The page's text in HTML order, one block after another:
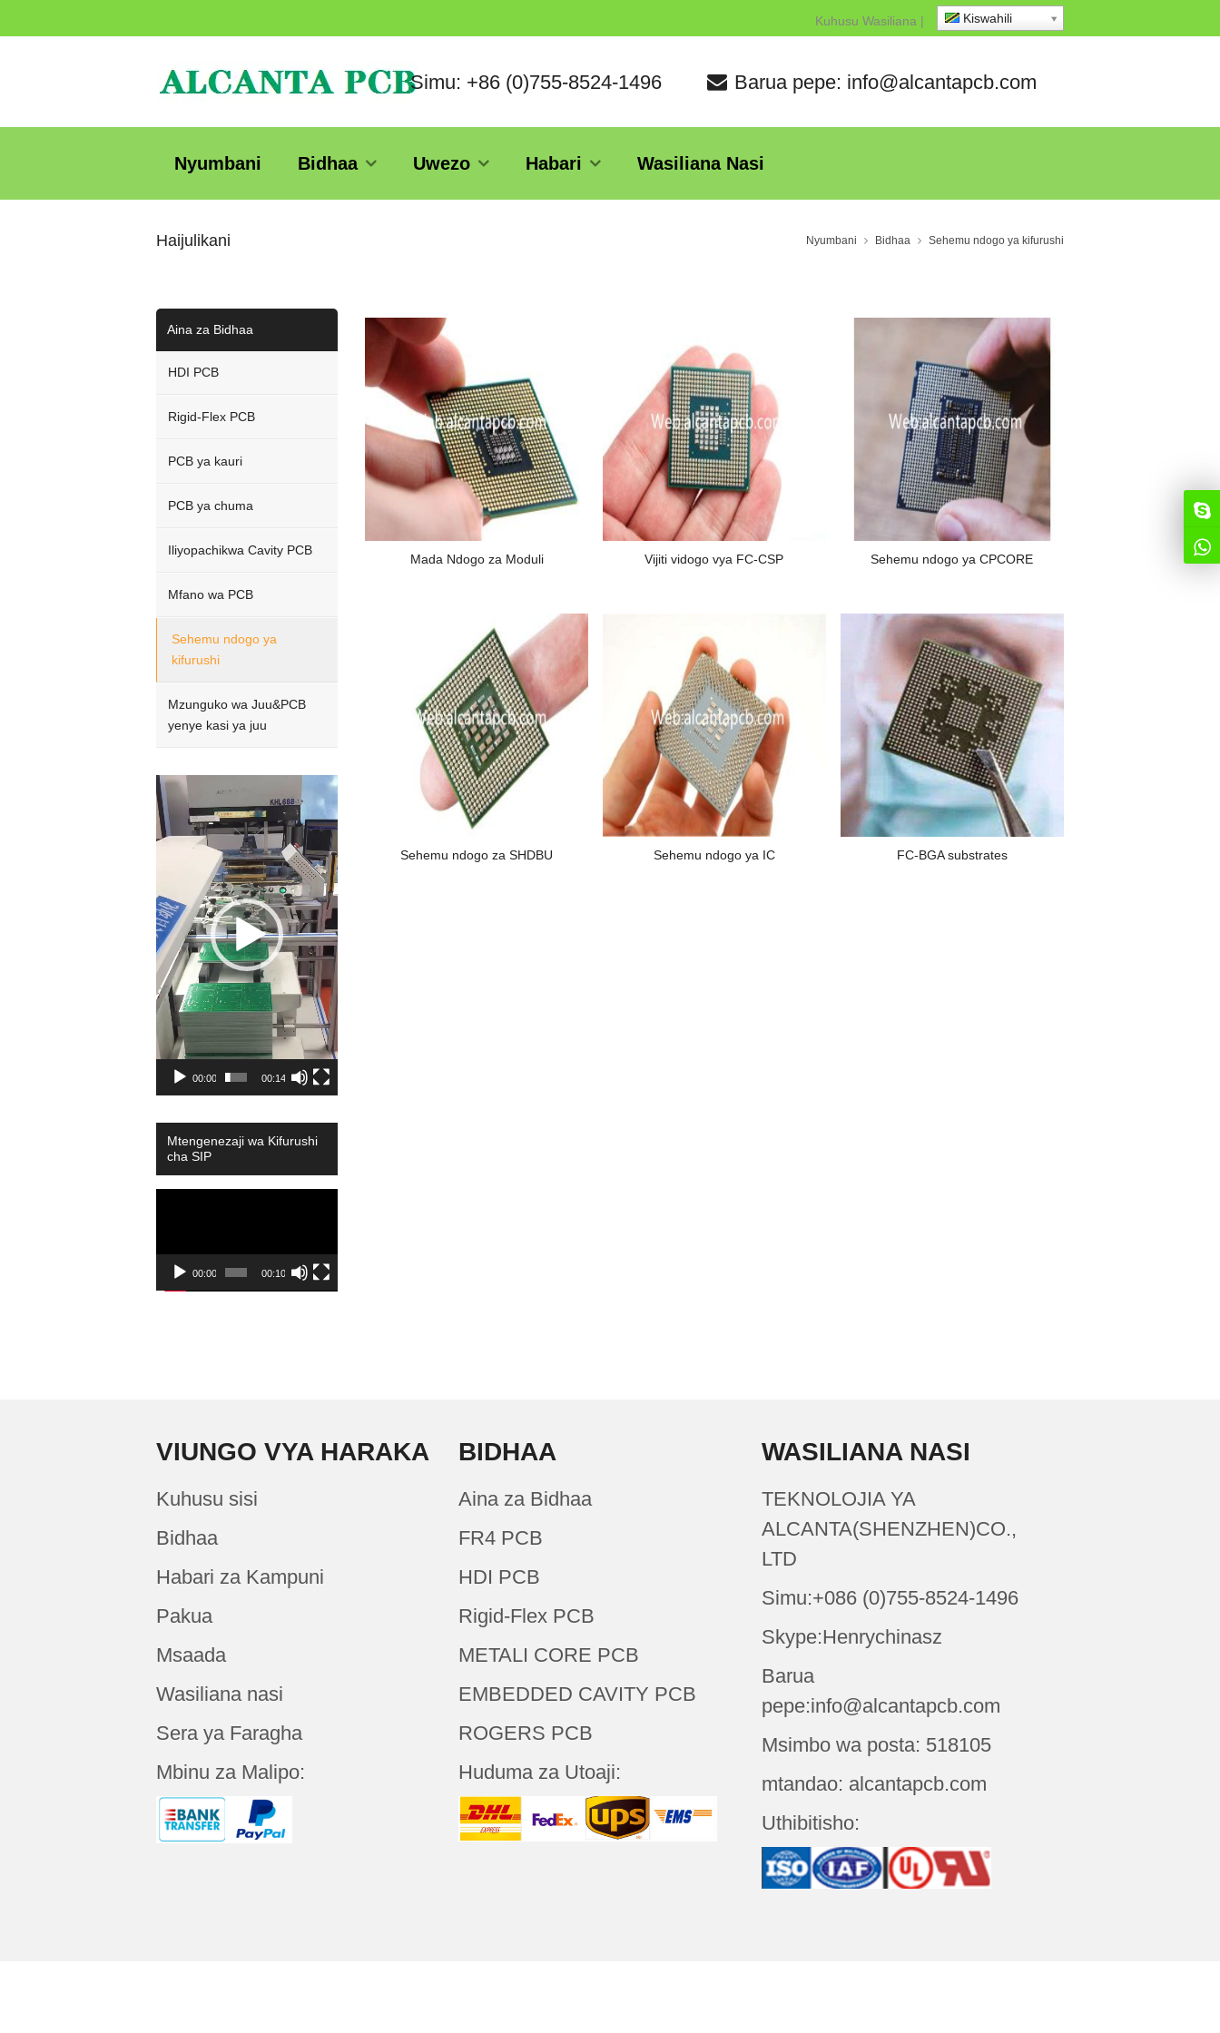
Kuhusu Wasiliana | Kiswahili
Simu: +86 (0)755-8524-1496 Barua pepe: info@alcantapcb.com
Nyumbani Bidhaa Uwezo Habari Wasiliana Nasi
Haijulikani Nyumbani Bidhaa Sehemu ndogo ya kifurushi
Mada Ndogo za Moduli Vijiti vidogo vya FC-CSP Sehemu ndogo ya CPCORE
Sehemu ndogo za SHDBU Sehemu ndogo ya IC FC-BGA substrates
Aina za Bidhaa
HDI PCB
Rigid-Flex PCB
PCB ya kauri
PCB ya chuma
Iliyopachikwa Cavity PCB
Mfano wa PCB
Sehemu ndogo ya
kifurushi
Mzunguko wa Juu&PCB
yenye kasi ya juu
Video
Player
00:00 00:14
Mtengenezaji wa Kifurushi
cha SIP
00:00 00:10
VIUNGO VYA HARAKA
Kuhusu sisi
Bidhaa
Habari za Kampuni
Pakua
Msaada
Wasiliana nasi
Sera ya Faragha
Mbinu za Malipo:
BIDHAA
Aina za Bidhaa
FR4 PCB
HDI PCB
Rigid-Flex PCB
METALI CORE PCB
EMBEDDED CAVITY PCB
ROGERS PCB
Huduma za Utoaji:
WASILIANA NASI
TEKNOLOJIA YA
ALCANTA(SHENZHEN)CO.,
LTD
Simu:+086 (0)755-8524-1496
Skype:Henrychinasz
Barua
pepe:info@alcantapcb.com
Msimbo wa posta: 518105
mtandao: alcantapcb.com
Uthibitisho: